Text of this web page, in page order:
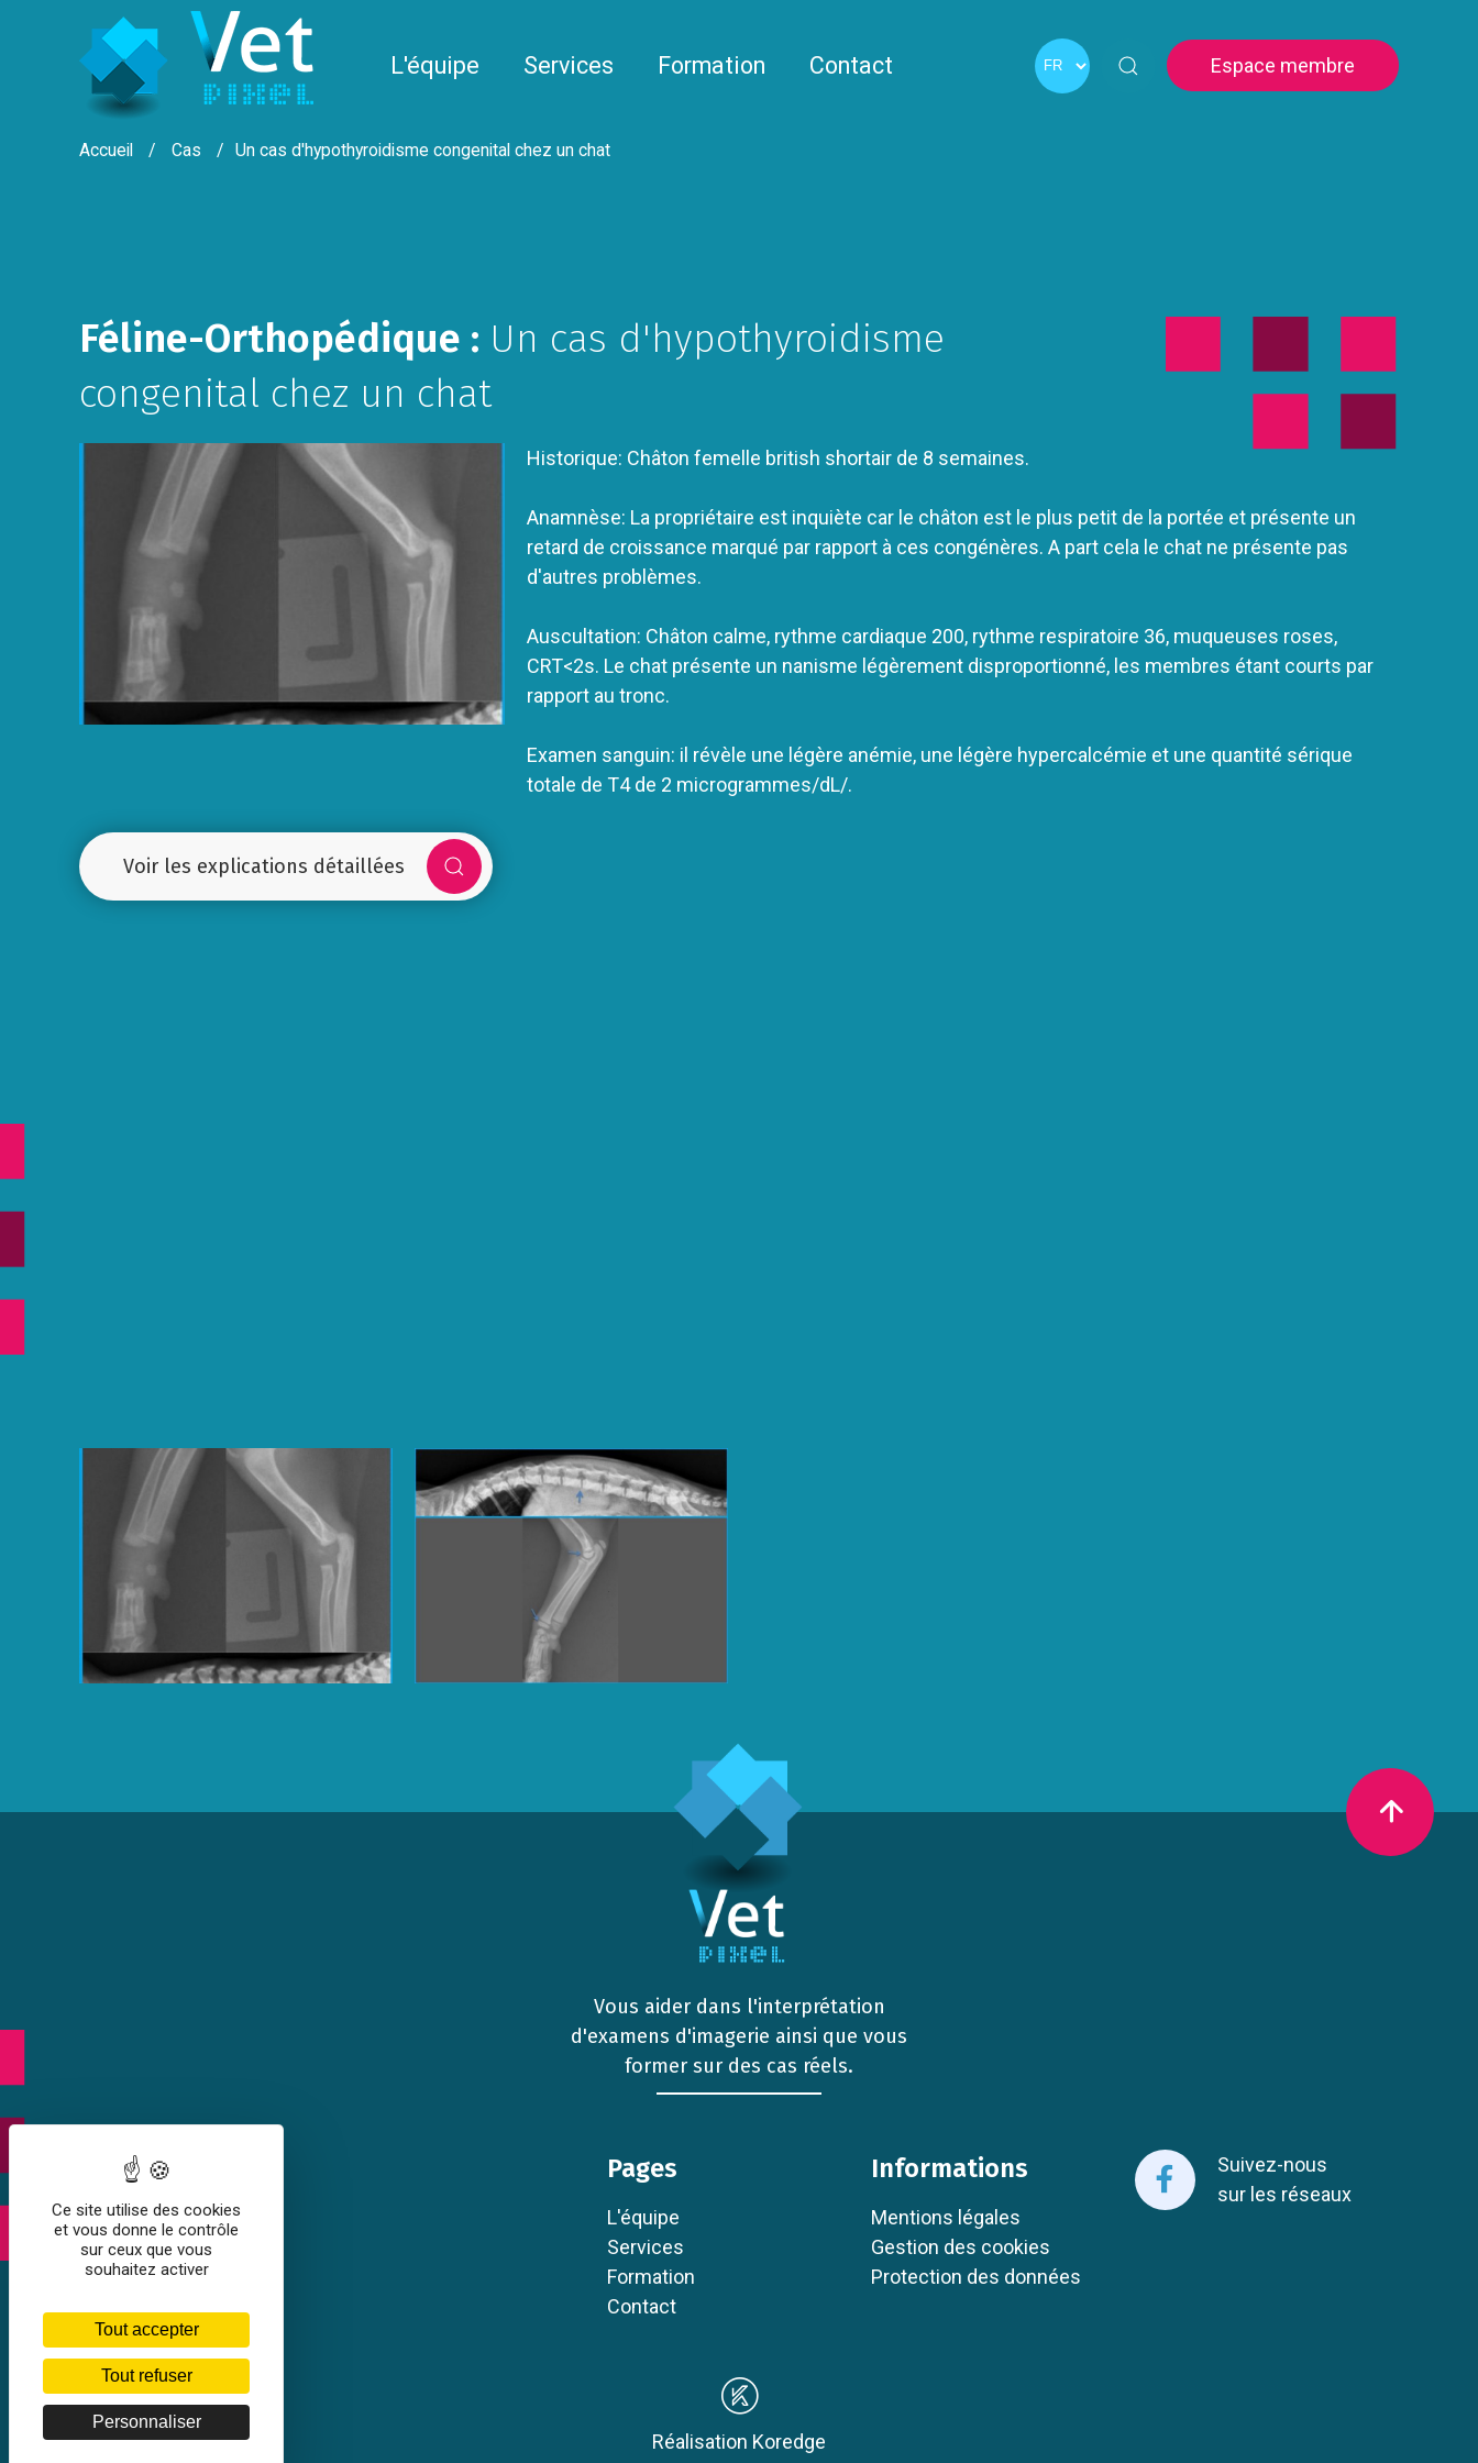
L'équipe Services Formation Contact Espace membre
Accueil Cas Un cas d'hypothyroidisme congenital chez un chat
Féline-Orthopédique : Un cas d'hypothyroidisme
congenital chez un chat
Historique: Châton femelle british shortair de 8 semaines.
Anamnèse: La propriétaire est inquiète car le châton est le plus petit de la portée et présente un
retard de croissance marqué par rapport à ces congénères. A part cela le chat ne présente pas
d'autres problèmes.
Auscultation: Châton calme, rythme cardiaque 200, rythme respiratoire 36, muqueuses roses,
CRT<2s. Le chat présente un nanisme légèrement disproportionné, les membres étant courts par
rapport au tronc.
Examen sanguin: il révèle une légère anémie, une légère hypercalcémie et une quantité sérique
totale de T4 de 2 microgrammes/dL/.
Voir les explications détaillées
Vous aider dans l'interprétation
d'examens d'imagerie ainsi que vous
former sur des cas réels.
Pages
L'équipe
Services
Formation
Contact
Informations
Mentions légales
Gestion des cookies
Protection des données
Suivez-nous
sur les réseaux
Réalisation Koredge
Panneau de gestion des cookies
Ce site utilise des cookies
et vous donne le contrôle
sur ceux que vous
souhaitez activer
Tout accepter
Tout refuser
Personnaliser